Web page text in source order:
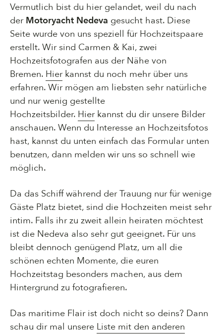
Vermutlich bist du hier gelandet, weil du nach
der Motoryacht Nedeva gesucht hast. Diese
Seite wurde von uns speziell für Hochzeitspaare
erstellt. Wir sind Carmen & Kai, zwei
Hochzeitsfotografen aus der Nähe von
Bremen. Hierkannst du noch mehr über uns
erfahren. Wir mögen am liebsten sehr natürliche
und nur wenig gestellte
Hochzeitsbilder. Hierkannst du dir unsere Bilder
anschauen. Wenn du Interesse an Hochzeitsfotos
hast, kannst du unten einfach das Formular unten
benutzen, dann melden wir uns so schnell wie
möglich.
Da das Schiff während der Trauung nur für wenige
Gäste Platz bietet, sind die Hochzeiten meist sehr
intim. Falls ihr zu zweit allein heiraten möchtest
ist die Nedeva also sehr gut geeignet. Für uns
bleibt dennoch genügend Platz, um all die
schönen echten Momente, die euren
Hochzeitstag besonders machen, aus dem
Hintergrund zu fotografieren.
Das maritime Flair ist doch nicht so deins? Dann
schau dir mal unsere Liste mit den anderen